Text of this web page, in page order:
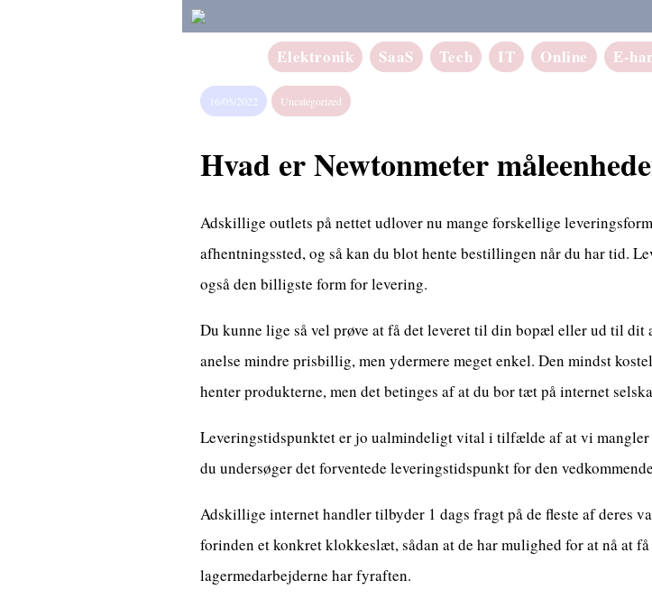
Elektronik SaaS Tech IT Online E-
16/05/2022 Uncategorized
Hvad er Newtonmeter
Adskillige outlets på nettet udlover nu mange forskellige
afhentningssted, og så kan du blot hente bestillingen når du har tid.
også den billigste form for levering.
Du kunne lige så vel prøve at få det leveret til din bopæl eller ud til dit
anelse mindre prisbillig, men ydermere meget enkel. Den mindst
henter produkterne, men det betinges af at du bor tæt på internet
Leveringstidspunktet er jo ualmindeligt vital i tilfælde af at vi
du undersøger det forventede leveringstidspunkt for den
Adskillige internet handler tilbyder 1 dags fragt på de fleste af deres
forinden et konkret klokkeslæt, sådan at de har mulighed for at nå at
lagermedarbejderne har fyraften.